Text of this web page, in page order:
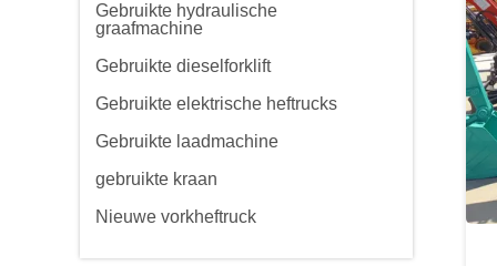
Gebruikte hydraulische
graafmachine
Gebruikte dieselforklift
Gebruikte elektrische heftrucks
Gebruikte laadmachine
gebruikte kraan
Nieuwe vorkheftruck